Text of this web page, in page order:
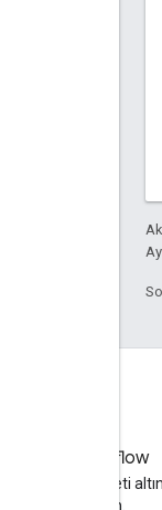
Stack Overflow
google-maps etiketi
soru sorun.